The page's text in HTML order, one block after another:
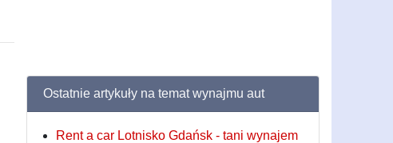
Ostatnie artykuły na temat wynajmu aut
Rent a car Lotnisko Gdańsk - tani wynajem